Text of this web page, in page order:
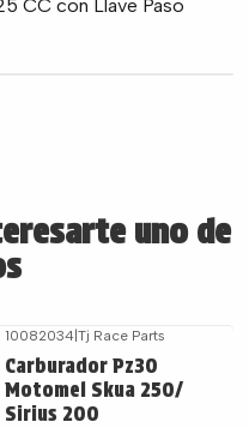
CC con Llave Paso
uno de
10082034 Tj Race Parts
Carburador Pz30
Motomel Skua 250/
Sirius 200